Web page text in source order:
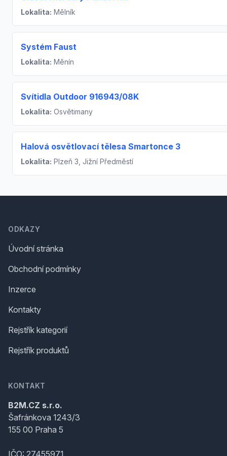
Lokalita: Mělník
Systém Faust
Lokalita: Měnín
Svítidla Outdoor 916943/08K
Lokalita: Osvětimany
Halová osvětlovací tělesa Smartonce 3
Lokalita: Plzeň 3, Jižní Předměstí
ODKAZY
Úvodní stránka
Obchodní podmínky
Inzerce
Kontakty
Rejstřík kategorií
Rejstřík produktů
KONTAKT
B2M.CZ s.r.o.
Šafránkova 1243/3
155 00 Praha 5
IČO: 27455971